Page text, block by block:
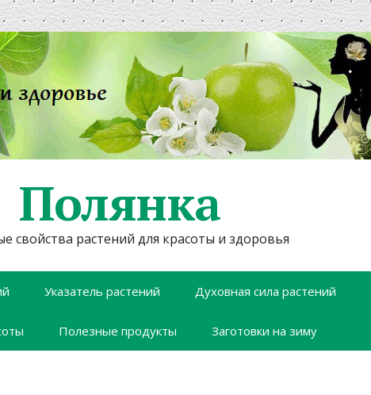
Полянка
свойства растений для красоты и здоровья
Указатель растений Духовная сила растений
Полезные продукты Заготовки на зиму